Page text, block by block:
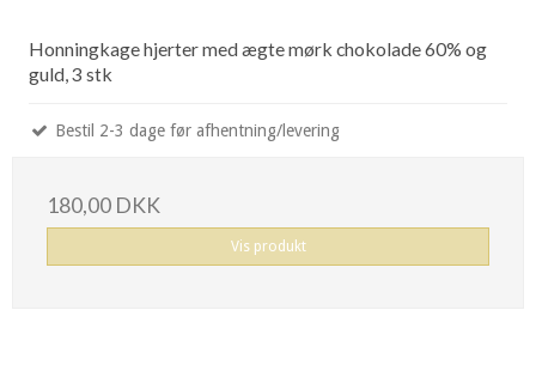
Honningkage hjerter med ægte mørk chokolade 60% og
guld, 3 stk
Bestil 2-3 dage før afhentning/levering
180,00 DKK
Vis produkt